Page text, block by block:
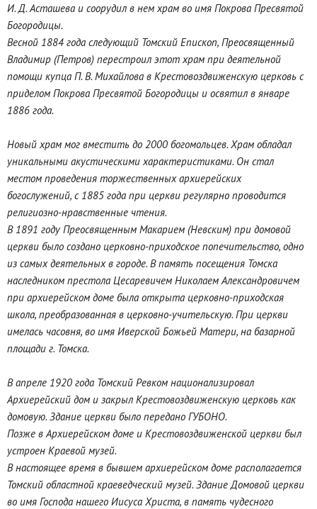
И. Д. Асташева и соорудил в нем храм во имя Покрова Пресвятой
Богородицы.
Весной 1884 года следующий Томский Епископ, Преосвященный
Владимир (Петров) перестроил этот храм при деятельной
помощи купца П. В. Михайлова в Крестовоздвиженскую церковь с
приделом Покрова Пресвятой Богородицы и освятил в январе
1886 года.
Новый храм мог вместить до 2000 богомольцев. Храм обладал
уникальными акустическими характеристиками. Он стал
местом проведения торжественных архиерейских
богослужений, с 1885 года при церкви регулярно проводится
религиозно-нравственные чтения.
В 1891 году Преосвященным Макарием (Невским) при домовой
церкви было создано церковно-приходское попечительство, одно
из самых деятельных в городе. В память посещения Томска
наследником престола Цесаревичем Николаем Александровичем
при архиерейском доме была открыта церковно-приходская
школа, преобразованная в церковно-учительскую. При церкви
имелась часовня, во имя Иверской Божьей Матери, на базарной
площади г. Томска.
В апреле 1920 года Томский Ревком национализировал
Архиерейский дом и закрыл Крестовоздвиженскую церковь как
домовую. Здание церкви было передано ГУБОНО.
Позже в Архиерейском доме и Крестовоздвиженской церкви был
устроен Краевой музей.
В настоящее время в бывшем архиерейском доме располагается
Томский областной краеведческий музей. Здание Домовой церкви
во имя Господа нашего Иисуса Христа, в память чудесного